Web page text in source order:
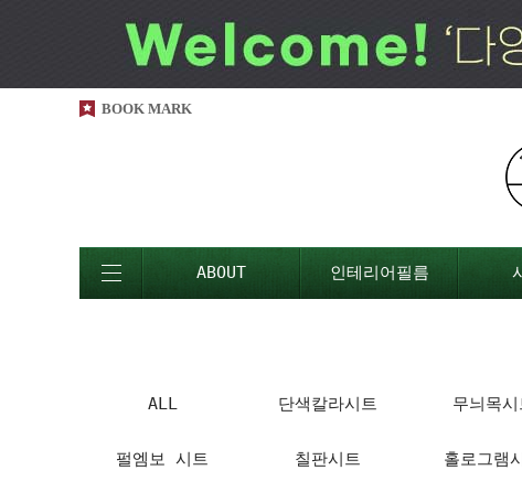
BOOK MARK
ABOUT 인테리어필름
ALL 단색칼라시트 무늬목시
펄엠보 시트 칠판시트 홀로그램